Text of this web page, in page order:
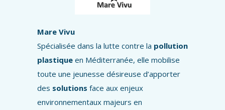
Mare Vivu
Spécialisée dans la lutte contre la pollution
plastique en Méditerranée, elle mobilise
toute une jeunesse désireuse d’apporter
des solutions face aux enjeux
environnementaux majeurs en